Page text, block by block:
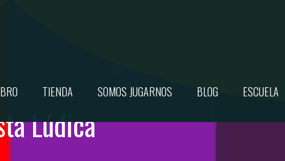
TIENDA SOMOS JUGARNOS BLOG ESCUELA
Lúdica